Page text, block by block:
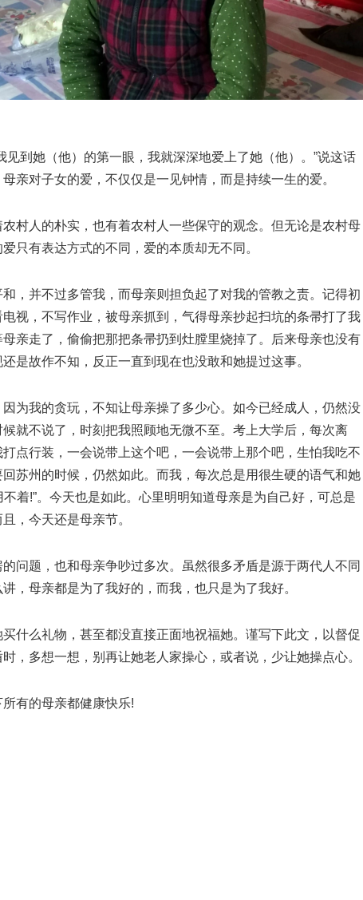
见到她（他）的第一眼，我就深深地爱上了她（他）。”说这话
亲对子女的爱，不仅仅是一见钟情，而是持续一生的爱。
村人的朴实，也有着农村人一些保守的观念。但无论是农村母
只有表达方式的不同，爱的本质却无不同。
，并不过多管我，而母亲则担负起了对我的管教之责。记得初
视，不写作业，被母亲抓到，气得母亲抄起扫坑的条帚打了我
亲走了，偷偷把那把条帚扔到灶膛里烧掉了。后来母亲也没有
是故作不知，反正一直到现在也没敢和她提过这事。
为我的贪玩，不知让母亲操了多少心。如今已经成人，仍然没
就不说了，时刻把我照顾地无微不至。考上大学后，每次离
点行装，一会说带上这个吧，一会说带上那个吧，生怕我吃不
苏州的时候，仍然如此。而我，每次总是用很生硬的语气和她
不着!”。今天也是如此。心里明明知道母亲是为自己好，可总是
，今天还是母亲节。
问题，也和母亲争吵过多次。虽然很多矛盾是源于两代人不同
，母亲都是为了我好的，而我，也只是为了我好。
什么礼物，甚至都没直接正面地祝福她。谨写下此文，以督促
，多想一想，别再让她老人家操心，或者说，少让她操点心。
有的母亲都健康快乐!